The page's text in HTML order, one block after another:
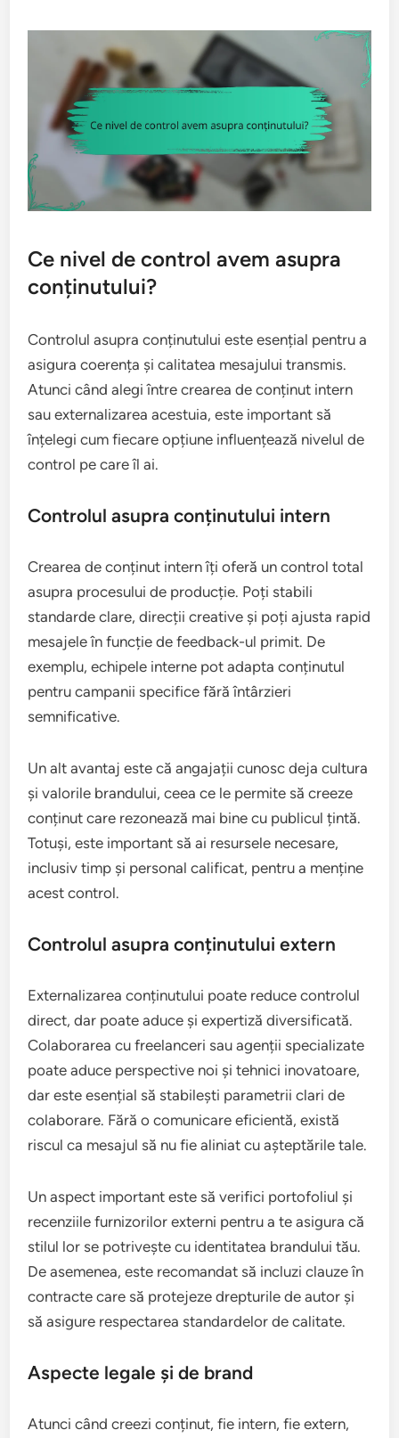
Ce nivel de control avem asupra
conținutului?
Controlul asupra conținutului este esențial pentru a
asigura coerența și calitatea mesajului transmis.
Atunci când alegi între crearea de conținut intern
sau externalizarea acestuia, este important să
înțelegi cum fiecare opțiune influențează nivelul de
control pe care îl ai.
Controlul asupra conținutului intern
Crearea de conținut intern îți oferă un control total
asupra procesului de producție. Poți stabili
standarde clare, direcții creative și poți ajusta rapid
mesajele în funcție de feedback-ul primit. De
exemplu, echipele interne pot adapta conținutul
pentru campanii specifice fără întârzieri
semnificative.
Un alt avantaj este că angajații cunosc deja cultura
și valorile brandului, ceea ce le permite să creeze
conținut care rezonează mai bine cu publicul țintă.
Totuși, este important să ai resursele necesare,
inclusiv timp și personal calificat, pentru a menține
acest control.
Controlul asupra conținutului extern
Externalizarea conținutului poate reduce controlul
direct, dar poate aduce și expertiză diversificată.
Colaborarea cu freelanceri sau agenții specializate
poate aduce perspective noi și tehnici inovatoare,
dar este esențial să stabilești parametrii clari de
colaborare. Fără o comunicare eficientă, există
riscul ca mesajul să nu fie aliniat cu așteptările tale.
Un aspect important este să verifici portofoliul și
recenziile furnizorilor externi pentru a te asigura că
stilul lor se potrivește cu identitatea brandului tău.
De asemenea, este recomandat să incluzi clauze în
contracte care să protejeze drepturile de autor și
să asigure respectarea standardelor de calitate.
Aspecte legale și de brand
Atunci când creezi conținut, fie intern, fie extern,